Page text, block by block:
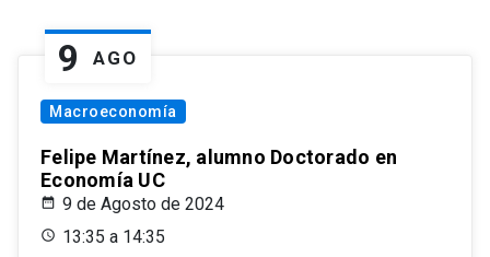
9 AGO
Macroeconomía
Felipe Martínez, alumno Doctorado en
Economía UC
9 de Agosto de 2024
13:35 a 14:35